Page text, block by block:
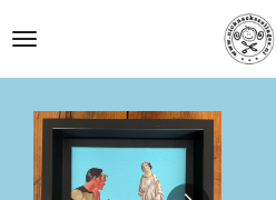
direct
naar
hoofdinhoud